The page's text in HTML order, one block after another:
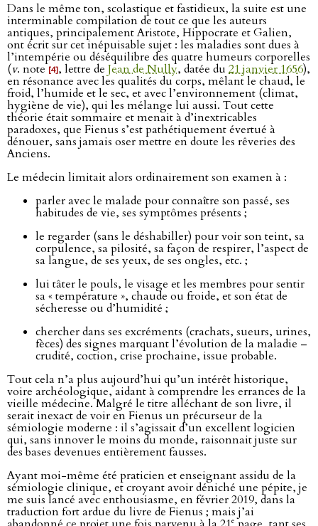
Dans le même ton, scolastique et fastidieux, la suite est une
interminable compilation de tout ce que les auteurs
antiques, principalement Aristote, Hippocrate et Galien,
ont écrit sur cet inépuisable sujet : les maladies sont dues à
l’intempérie ou déséquilibre des quatre humeurs corporelles
(v. note[4], lettre de Jean de Nully, datée du 21 janvier 1656),
en résonance avec les qualités du corps, mêlant le chaud, le
froid, l’humide et le sec, et avec l’environnement (climat,
hygiène de vie), qui les mélange lui aussi. Tout cette
théorie était sommaire et menait à d’inextricables
paradoxes, que Fienus s’est pathétiquement évertué à
dénouer, sans jamais oser mettre en doute les rêveries des
Anciens.
Le médecin limitait alors ordinairement son examen à :
parler avec le malade pour connaître son passé, ses
habitudes de vie, ses symptômes présents ;
le regarder (sans le déshabiller) pour voir son teint, sa
corpulence, sa pilosité, sa façon de respirer, l’aspect de
sa langue, de ses yeux, de ses ongles, etc. ;
lui tâter le pouls, le visage et les membres pour sentir
sa « température », chaude ou froide, et son état de
sécheresse ou d’humidité ;
chercher dans ses excréments (crachats, sueurs, urines,
fèces) des signes marquant l’évolution de la maladie –
crudité, coction, crise prochaine, issue probable.
Tout cela n’a plus aujourd’hui qu’un intérêt historique,
voire archéologique, aidant à comprendre les errances de la
vieille médecine. Malgré le titre alléchant de son livre, il
serait inexact de voir en Fienus un précurseur de la
sémiologie moderne : il s’agissait d’un excellent logicien
qui, sans innover le moins du monde, raisonnait juste sur
des bases devenues entièrement fausses.
Ayant moi-même été praticien et enseignant assidu de la
sémiologie clinique, et croyant avoir déniché une pépite, je
me suis lancé avec enthousiasme, en février 2019, dans la
traduction fort ardue du livre de Fienus ; mais j’ai
e